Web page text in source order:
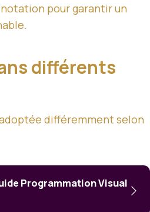
pour garantir un
différents
différemment selon
Programmation Visual